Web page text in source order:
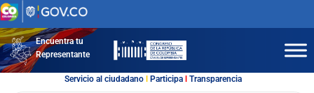
Ir
al
contenidoEncuentra tu
Representante
Servicio al ciudadano l Participal Transparencia